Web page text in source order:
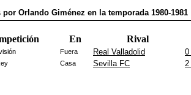
Orlando Giménez en la temporada 1980-1981
En Rival
Fuera Real Valladolid 0
Casa Sevilla FC 2